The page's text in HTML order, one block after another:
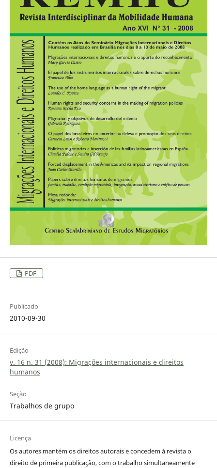
PDF
Publicado
2010-09-30
Edição
v. 16 n. 31 (2008): Migrações internacionais e direitos
humanos
Seção
Trabalhos de grupo
Licença
Os autores mantém os direitos autorais e concedem à revista o
direito de primeira publicação, com o trabalho simultaneamente